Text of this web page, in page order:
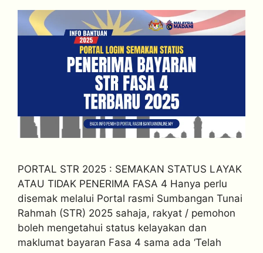
PORTAL STR 2025 : SEMAKAN STATUS LAYAK
ATAU TIDAK PENERIMA FASA 4 Hanya perlu
disemak melalui Portal rasmi Sumbangan Tunai
Rahmah (STR) 2025 sahaja, rakyat / pemohon
boleh mengetahui status kelayakan dan
maklumat bayaran Fasa 4 sama ada ‘Telah